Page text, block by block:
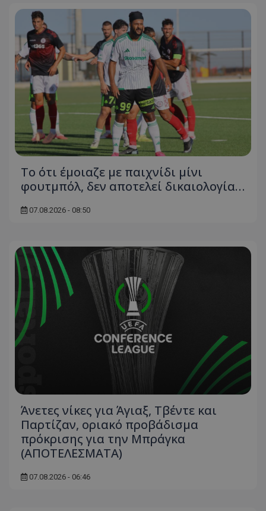
Το ότι έμοιαζε με παιχνίδι μίνι
φουτμπόλ, δεν αποτελεί δικαιολογία…
07.08.2026 - 08:50
Άνετες νίκες για Άγιαξ, Τβέντε και
Παρτίζαν, οριακό προβάδισμα
πρόκρισης για την Μπράγκα
(ΑΠΟΤΕΛΕΣΜΑΤΑ)
07.08.2026 - 06:46